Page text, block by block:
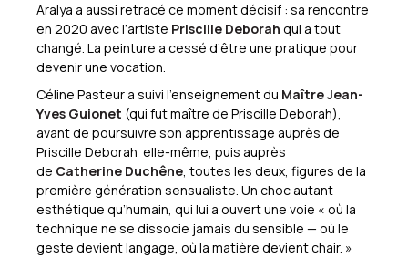
Aralya a aussi retracé ce moment décisif : sa rencontre
en 2020 avec l’artiste Priscille Deborah qui a tout
changé. La peinture a cessé d’être une pratique pour
devenir une vocation.
Céline Pasteur a suivi l’enseignement du Maître Jean-
Yves Guionet (qui fut maître de Priscille Deborah),
avant de poursuivre son apprentissage auprès de
Priscille Deborah elle-même, puis auprès
de Catherine Duchêne, toutes les deux, figures de la
première génération sensualiste. Un choc autant
esthétique qu’humain, qui lui a ouvert une voie « où la
technique ne se dissocie jamais du sensible — où le
geste devient langage, où la matière devient chair. »